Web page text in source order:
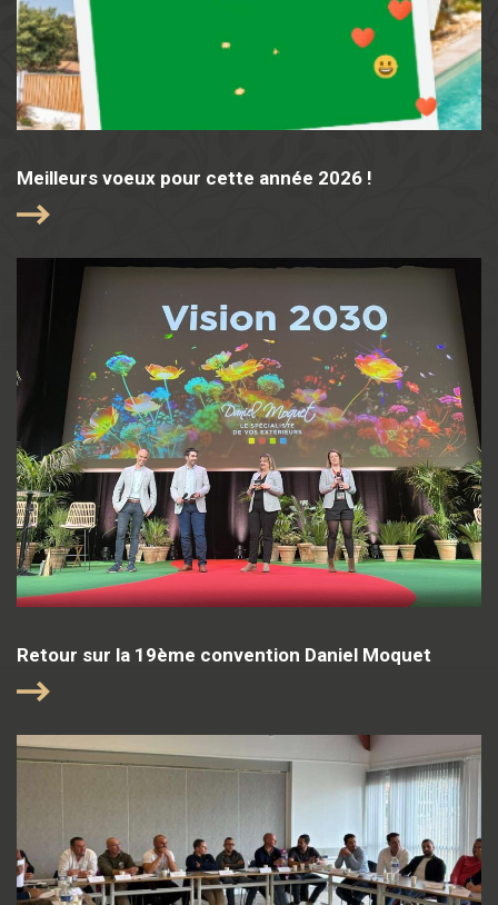
Meilleurs voeux pour cette année 2026 !
Retour sur la 19ème convention Daniel Moquet